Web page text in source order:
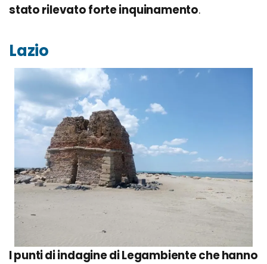
stato rilevato forte inquinamento.
Lazio
I punti di indagine di Legambiente che hanno